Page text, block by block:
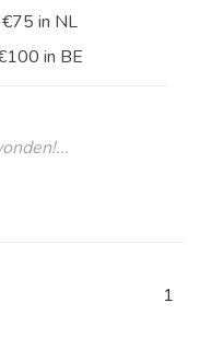
in NL
in BE
1